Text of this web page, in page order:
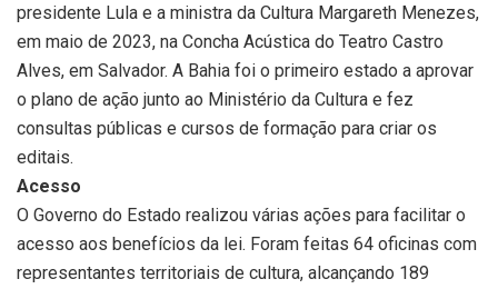
presidente Lula e a ministra da Cultura Margareth Menezes,
em maio de 2023, na Concha Acústica do Teatro Castro
Alves, em Salvador. A Bahia foi o primeiro estado a aprovar
o plano de ação junto ao Ministério da Cultura e fez
consultas públicas e cursos de formação para criar os
editais.
Acesso
O Governo do Estado realizou várias ações para facilitar o
acesso aos benefícios da lei. Foram feitas 64 oficinas com
representantes territoriais de cultura, alcançando 189